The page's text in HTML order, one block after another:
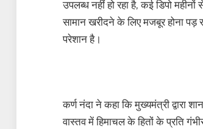
उपलब्ध नहीं हो रहा है, कई डिपो
सामान खरीदने के लिए मजबूर होना पड़
परेशान है।
कर्ण नंदा ने कहा कि मुख्यमंत्री द्वारा
वास्तव में हिमाचल के हितों के प्रति